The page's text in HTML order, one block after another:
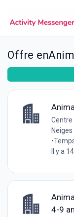
Offre
Centre
Neiges
•
Il y a
4-9